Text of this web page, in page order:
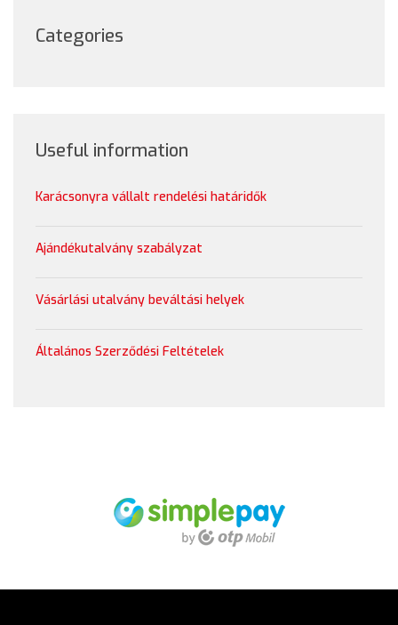
Categories
Useful information
Karácsonyra vállalt rendelési határidők
Ajándékutalvány szabályzat
Vásárlási utalvány beváltási helyek
Általános Szerződési Feltételek